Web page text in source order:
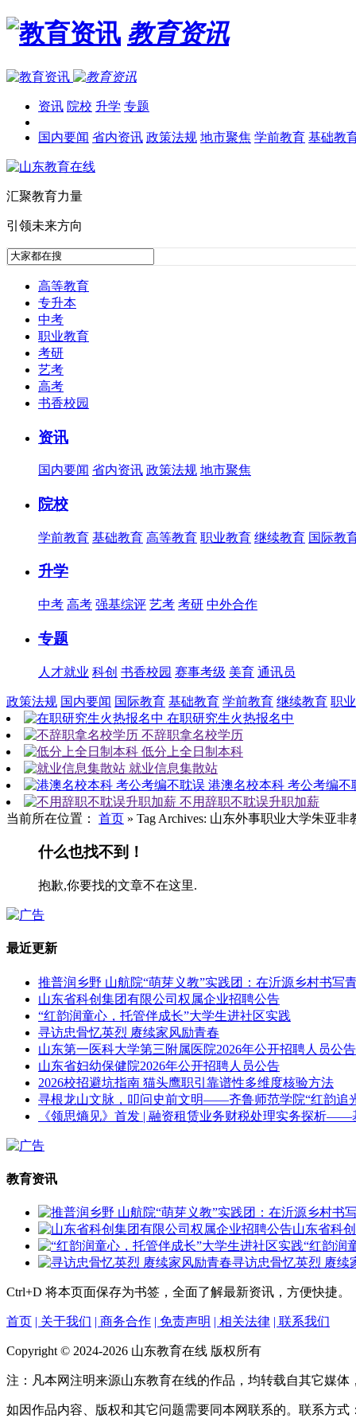
教育资讯
资讯 院校 升学 专题
国内要闻 省内资讯 政策法规 地市聚焦 学前教育 基础教
汇聚教育力量
引领未来方向
高等教育
专升本
中考
职业教育
考研
艺考
高考
书香校园
资讯
国内要闻 省内资讯 政策法规 地市聚焦
院校
学前教育 基础教育 高等教育 职业教育 继续教育 国际教
升学
中考 高考 强基综评 艺考 考研 中外合作
专题
人才就业 科创 书香校园 赛事考级 美育 通讯员
政策法规 国内要闻 国际教育 基础教育 学前教育 继续教育 职
在职研究生火热报名中
不辞职拿名校学历
低分上全日制本科
就业信息集散站
港澳名校本科 考公考编不
不用辞职不耽误升职加薪
当前所在位置： 首页 » Tag Archives: 山东外事职业大学朱亚非
什么也找不到！
抱歉,你要找的文章不在这里.
最近更新
推普润乡野 山航院“萌芽义教”实践团：在沂源乡村书写
山东省科创集团有限公司权属企业招聘公告
“红韵润童心，托管伴成长”大学生进社区实践
寻访忠骨忆英烈 赓续家风励青春
山东第一医科大学第三附属医院2026年公开招聘人员公告
山东省妇幼保健院2026年公开招聘人员公告
2026校招避坑指南 猫头鹰职引靠谱性多维度核验方法
寻根龙山文脉，叩问史前文明——齐鲁师范学院“红韵追
《领思熵见》首发 | 融资租赁业务财税处理实务探析
教育资讯
山东省科
“红韵润
寻访忠骨忆英烈 赓续
Ctrl+D 将本页面保存为书签，全面了解最新资讯，方便快捷。
首页 | 关于我们 | 商务合作 | 免责声明 | 相关法律 | 联系我们
Copyright © 2024-2026 山东教育在线 版权所有
注：凡本网注明来源山东教育在线的作品，均转载自其它媒体
如因作品内容、版权和其它问题需要同本网联系的。联系方式：